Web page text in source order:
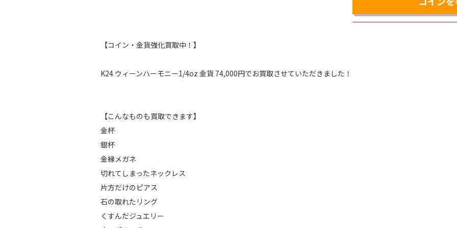
【コイン・金貨強化買取中！】
K24 ウィーンハーモニー1/4oz 金貨 74,000円でお買取させていただきました！
【こんなものも買取できます】
金杯
銀杯
金縁メガネ
切れてしまったネックレス
片方だけのピアス
石の取れたリング
くすんだジュエリー